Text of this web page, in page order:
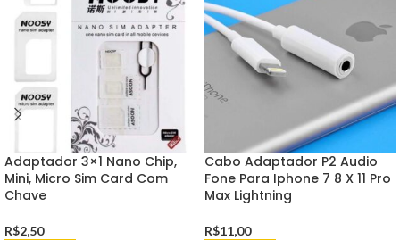
Adaptador 3×1 Nano Chip,
Mini, Micro Sim Card Com
Chave
R$2,50
Cabo Adaptador P2 Audio
Fone Para Iphone 7 8 X 11 Pro
Max Lightning
R$11,00